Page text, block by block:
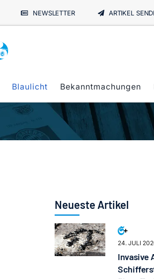
NEWSLETTER ARTIKEL
Blaulicht Bekanntmachungen
Neueste Artikel
24. JULI
Invasive